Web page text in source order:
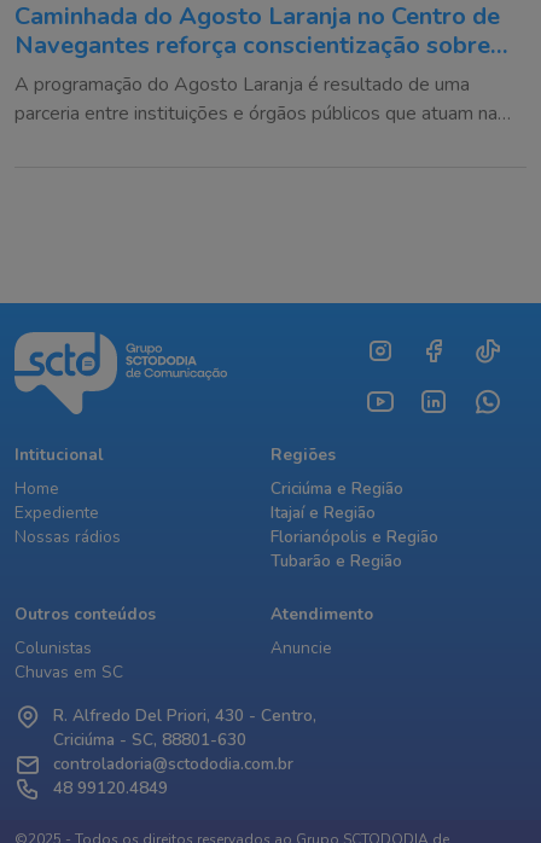
Caminhada do Agosto Laranja no Centro de
Navegantes reforça conscientização sobre
prevenção de deficiências
A programação do Agosto Laranja é resultado de uma
parceria entre instituições e órgãos públicos que atuam na
Intitucional
Home
Expediente
Nossas rádios
Regiões
Criciúma e Região
Itajaí e Região
Florianópolis e Região
Tubarão e Região
Outros conteúdos
Colunistas
Chuvas em SC
Atendimento
Anuncie
R. Alfredo Del Priori, 430 - Centro,
Criciúma - SC, 88801-630
controladoria@sctododia.com.br
48 99120.4849